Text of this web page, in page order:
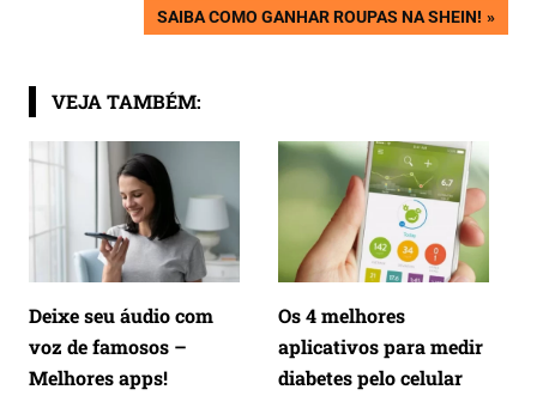
NEXT
SAIBA COMO GANHAR ROUPAS NA SHEIN!
VEJA TAMBÉM:
Deixe seu áudio com
voz de famosos –
Melhores apps!
Os 4 melhores
aplicativos para medir
diabetes pelo celular